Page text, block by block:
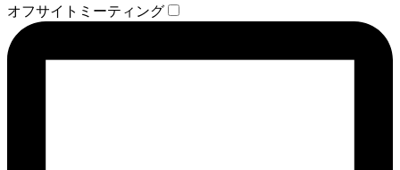
オフサイトミーティング